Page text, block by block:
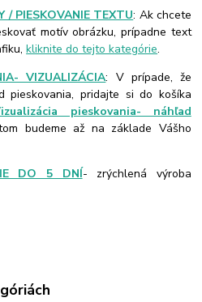
/ PIESKOVANIE TEXTU: Ak chcete
motív obrázku, prípadne text
kliknite do tejto kategórie.
VIZUALIZÁCIA: V prípade, že
pieskovania, pridajte si do košíka
pieskovania- náhľad
budeme až na základe Vášho
DO 5 DNÍ- zrýchlená výroba